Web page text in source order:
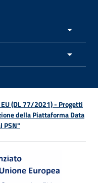
(DL 77/2021) - Progetti
della Piattaforma Data
PSN"